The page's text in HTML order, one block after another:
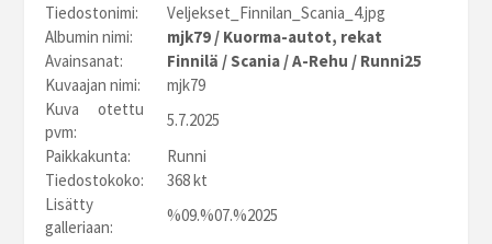
Tiedostonimi:
Veljekset_Finnilan_Scania_4.jpg
Albumin nimi:
mjk79 / Kuorma-autot, rekat
Avainsanat:
Finnilä /Scania /A-Rehu / Runni25
Kuvaajan nimi:
mjk79
Kuva otettu
pvm:
5.7.2025
Paikkakunta:
Runni
Tiedostokoko:
368 kt
Lisätty
galleriaan:
%09.%07.%2025